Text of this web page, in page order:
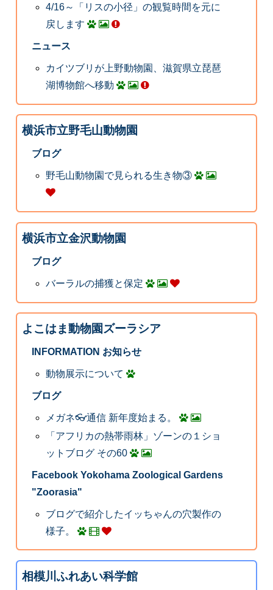
4/16～「リスの小径」の観覧時間を元に
戻します
ニュース
カイツブリが上野動物園、滋賀県立琵琶
湖博物館へ移動
横浜市立野毛山動物園
ブログ
野毛山動物園で見られる生き物③
横浜市立金沢動物園
ブログ
バーラルの捕獲と保定
よこはま動物園ズーラシア
INFORMATION お知らせ
動物展示について
ブログ
メガネ👓通信 新年度始まる。
「アフリカの熱帯雨林」ゾーンの１ショ
ットブログ その60
Facebook Yokohama Zoological Gardens
"Zoorasia"
ブログで紹介したイッちゃんの穴製作の
様子。
相模川ふれあい科学館